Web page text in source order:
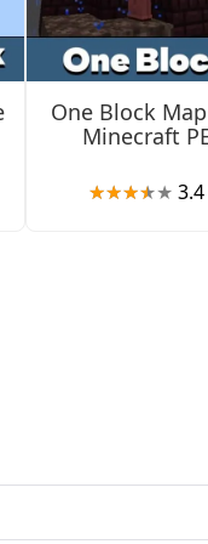
nhấn vào đó trên
hãy bật
One Block
Minecraft
3.4